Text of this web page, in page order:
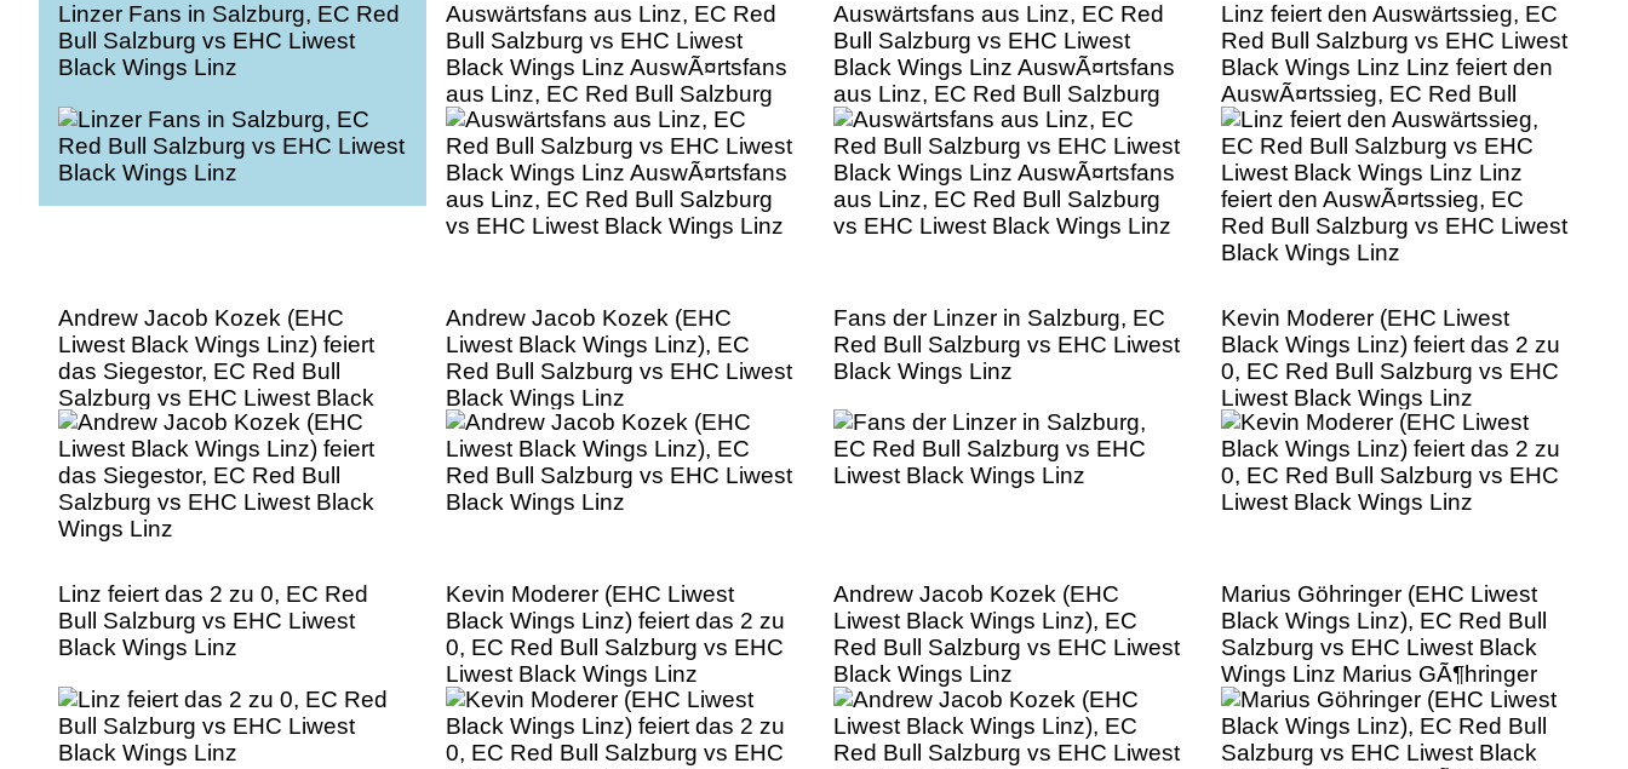
Linzer Fans in Salzburg, EC Red
Bull Salzburg vs EHC Liwest
Black Wings Linz
Auswärtsfans aus Linz, EC Red
Bull Salzburg vs EHC Liwest
Black Wings Linz AuswÃ¤rtsfans
aus Linz, EC Red Bull Salzburg
vs EHC Liwest Black Wings Linz
Auswärtsfans aus Linz, EC Red
Bull Salzburg vs EHC Liwest
Black Wings Linz AuswÃ¤rtsfans
aus Linz, EC Red Bull Salzburg
vs EHC Liwest Black Wings Linz
Linz feiert den Auswärtssieg, EC
Red Bull Salzburg vs EHC Liwest
Black Wings Linz Linz feiert den
AuswÃ¤rtssieg, EC Red Bull
Salzburg vs EHC Liwest Black
Wings Linz
Andrew Jacob Kozek (EHC
Liwest Black Wings Linz) feiert
das Siegestor, EC Red Bull
Salzburg vs EHC Liwest Black
Wings Linz
Andrew Jacob Kozek (EHC
Liwest Black Wings Linz), EC
Red Bull Salzburg vs EHC Liwest
Black Wings Linz
Fans der Linzer in Salzburg, EC
Red Bull Salzburg vs EHC Liwest
Black Wings Linz
Kevin Moderer (EHC Liwest
Black Wings Linz) feiert das 2 zu
0, EC Red Bull Salzburg vs EHC
Liwest Black Wings Linz
Linz feiert das 2 zu 0, EC Red
Bull Salzburg vs EHC Liwest
Black Wings Linz
Kevin Moderer (EHC Liwest
Black Wings Linz) feiert das 2 zu
0, EC Red Bull Salzburg vs EHC
Liwest Black Wings Linz
Andrew Jacob Kozek (EHC
Liwest Black Wings Linz), EC
Red Bull Salzburg vs EHC Liwest
Black Wings Linz
Marius Göhringer (EHC Liwest
Black Wings Linz), EC Red Bull
Salzburg vs EHC Liwest Black
Wings Linz Marius GÃ¶hringer
(EHC Liwest Black Wings Linz),
EC Red Bull Salzburg vs EHC
Liwest Black Wings Linz